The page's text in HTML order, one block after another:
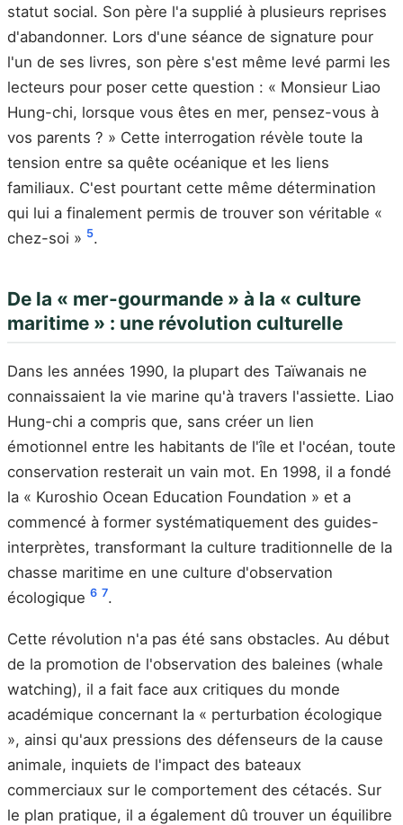
statut social. Son père l'a supplié à plusieurs reprises
d'abandonner. Lors d'une séance de signature pour
l'un de ses livres, son père s'est même levé parmi les
lecteurs pour poser cette question : « Monsieur Liao
Hung-chi, lorsque vous êtes en mer, pensez-vous à
vos parents ? » Cette interrogation révèle toute la
tension entre sa quête océanique et les liens
familiaux. C'est pourtant cette même détermination
qui lui a finalement permis de trouver son véritable «
chez-soi » 5.
De la « mer-gourmande » à la « culture
maritime » : une révolution culturelle
Dans les années 1990, la plupart des Taïwanais ne
connaissaient la vie marine qu'à travers l'assiette. Liao
Hung-chi a compris que, sans créer un lien
émotionnel entre les habitants de l'île et l'océan, toute
conservation resterait un vain mot. En 1998, il a fondé
la « Kuroshio Ocean Education Foundation » et a
commencé à former systématiquement des guides-
interprètes, transformant la culture traditionnelle de la
chasse maritime en une culture d'observation
écologique 6 7.
Cette révolution n'a pas été sans obstacles. Au début
de la promotion de l'observation des baleines (whale
watching), il a fait face aux critiques du monde
académique concernant la « perturbation écologique
», ainsi qu'aux pressions des défenseurs de la cause
animale, inquiets de l'impact des bateaux
commerciaux sur le comportement des cétacés. Sur
le plan pratique, il a également dû trouver un équilibre